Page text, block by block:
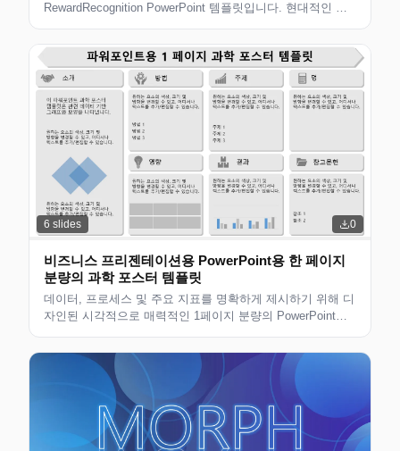
RewardRecognition PowerPoint 템플릿입니다. 현대적인 디
및 팀에 적합합니다. 사용자 정의할 수 있는 깔끔한 레이아웃
6 slides 0
비즈니스 프리젠테이션용 PowerPoint용 한 페이지
분량의 과학 포스터 템플릿
데이터, 프로세스 및 주요 지표를 명확하게 제시하기 위해 디
자인된 시각적으로 매력적인 1페이지 분량의 PowerPoint용
객 제안 및 팀 회의에 적합합니다. 완전히 편집 가능하고 프